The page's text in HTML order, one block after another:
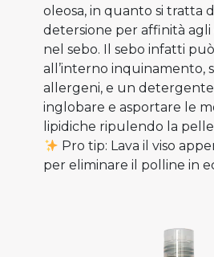
oleosa, in quanto si tratta
detersione per affinità agli
nel sebo. Il sebo infatti
all’interno inquinamento,
allergeni, e un detergente
inglobare e asportare le
lipidiche ripulendo la pelle⁠
Pro tip: Lava il viso
per eliminare il polline in